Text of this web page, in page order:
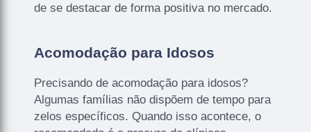
de se destacar de forma positiva no mercado.
Acomodação para Idosos
Precisando de acomodação para idosos?
Algumas famílias não dispõem de tempo para
zelos específicos. Quando isso acontece, o